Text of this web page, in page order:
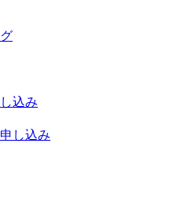
込み
し込み